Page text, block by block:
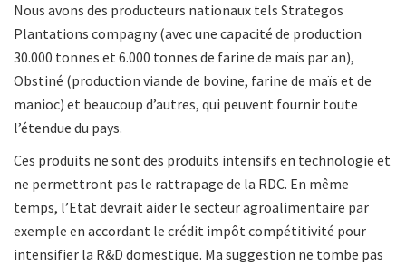
Nous avons des producteurs nationaux tels Strategos
Plantations compagny (avec une capacité de production
30.000 tonnes et 6.000 tonnes de farine de maïs par an),
Obstiné (production viande de bovine, farine de maïs etde
manioc) et beaucoup d’autres, qui peuvent fournir toute
l’étendue du pays.
Ces produits ne sont des produits intensifs en technologie et
ne permettront pas le rattrapage de la RDC. En même
temps, l’Etat devrait aider le secteur agroalimentaire par
exemple en accordant le crédit impôt compétitivité pour
intensifier la R&D domestique. Ma suggestion ne tombe pas